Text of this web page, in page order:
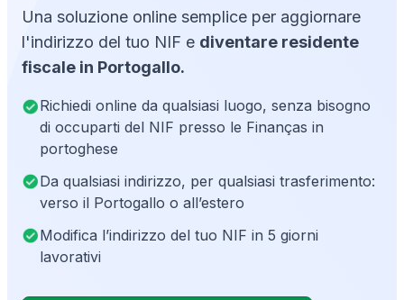
Una soluzione online semplice per aggiornare
l'indirizzo del tuo NIF e diventare residente
fiscale in Portogallo.
Richiedi online da qualsiasi luogo, senza bisogno
di occuparti del NIF presso le Finanças in
portoghese
Da qualsiasi indirizzo, per qualsiasi trasferimento:
verso il Portogallo o all’estero
Modifica l’indirizzo del tuo NIF in 5 giorni
lavorativi